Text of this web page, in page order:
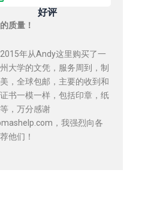
好评
质量！
年从Andy这里购买了一
大学的文凭，服务周到，制
，全球包邮，主要的收到和
书一模一样，包括印章，纸
，万分感谢
，我强烈向各
他们！